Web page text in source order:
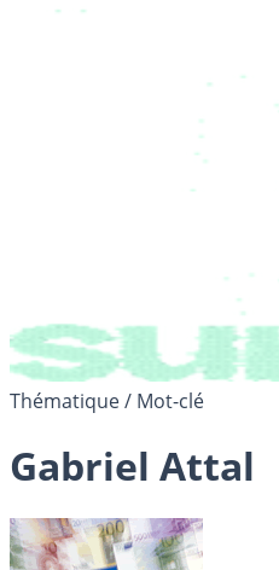
Thématique / Mot-clé
Gabriel Attal